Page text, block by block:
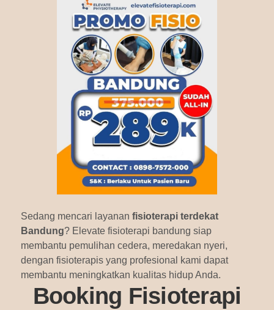
Sedang mencari layanan fisioterapi terdekat
Bandung? Elevate fisioterapi bandung siap
membantu pemulihan cedera, meredakan nyeri,
dengan fisioterapis yang profesional kami dapat
membantu meningkatkan kualitas hidup Anda.
Booking Fisioterapi